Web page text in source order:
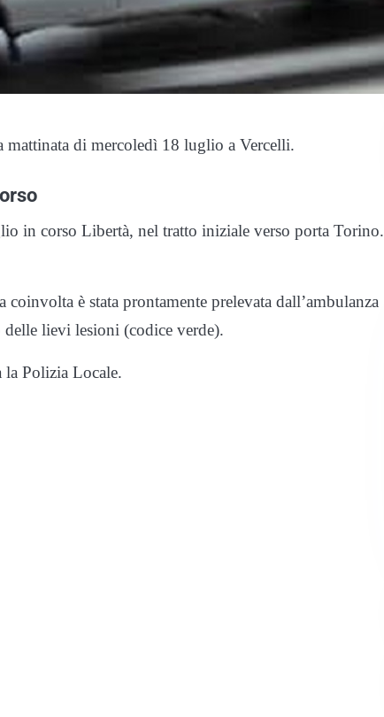
mattinata di mercoledì 18 luglio a Vercelli.
in corso Libertà, nel tratto iniziale verso porta Torino.
è stata prontamente prelevata dall’ambulanza
lievi lesioni (codice verde).
la Polizia Locale.